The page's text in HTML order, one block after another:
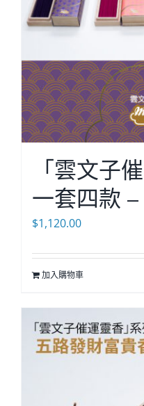
「雲文子
一套四款
$1,120.00
加入購物車